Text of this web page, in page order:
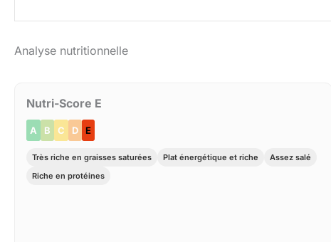
Analyse nutritionnelle
Nutri-Score E
A B C D E
Très riche en graisses saturées Plat énergétique et riche
Assez salé
Riche en protéines